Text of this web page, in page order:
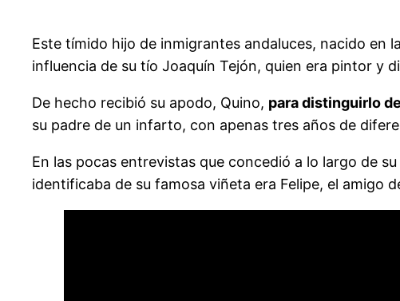
Este tímido hijo de inmigrantes andaluces, nacido en
influencia de su tío Joaquín Tejón, quien era pintor y
De hecho recibió su apodo, Quino, para distinguirlo
su padre de un infarto, con apenas tres años de
En las pocas entrevistas que concedió a lo largo de
identificaba de su famosa viñeta era Felipe, el amigo